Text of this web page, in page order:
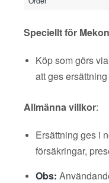
Speciellt för
Köp som görs
att ges
Allmänna villkor:
Ersättning ges i
försäkringar,
Obs: